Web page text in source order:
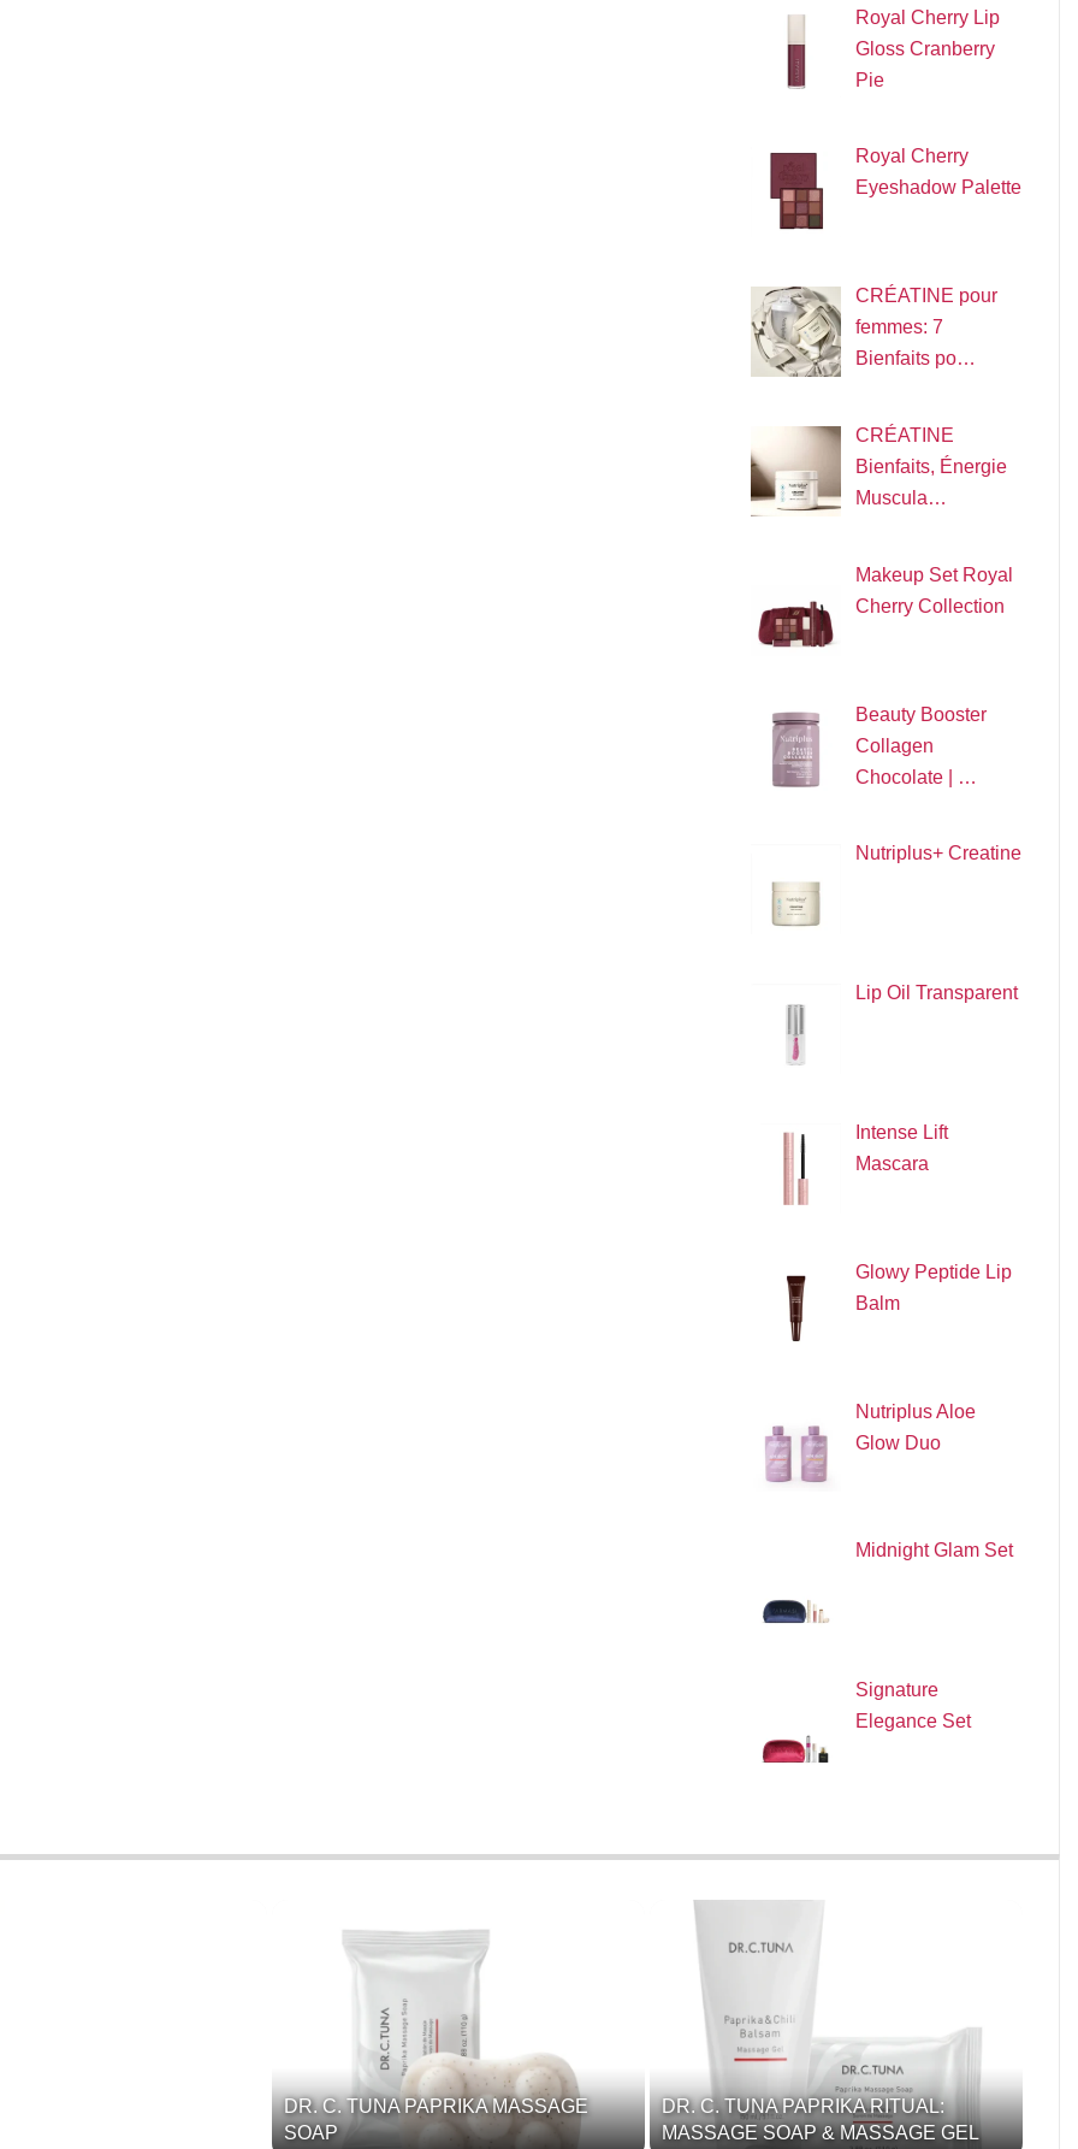
Royal Cherry Lip
Gloss Cranberry
Pie
Royal Cherry
Eyeshadow Palette
CRÉATINE pour
femmes: 7
Bienfaits po…
CRÉATINE
Bienfaits, Énergie
Muscula…
Makeup Set Royal
Cherry Collection
Beauty Booster
Collagen
Chocolate | …
Nutriplus+ Creatine
Lip Oil Transparent
Intense Lift
Mascara
Glowy Peptide Lip
Balm
Nutriplus Aloe
Glow Duo
Midnight Glam Set
Signature
Elegance Set
DR. C. TUNA PAPRIKA MASSAGE
SOAP
DR. C. TUNA PAPRIKA RITUAL:
MASSAGE SOAP & MASSAGE GEL